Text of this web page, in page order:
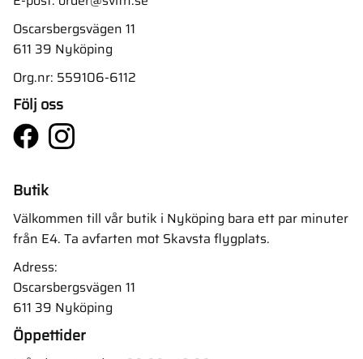
Oscarsbergsvägen 11
611 39 Nyköping
Org.nr: 559106-6112
Följ oss
Butik
Välkommen till vår butik i Nyköping bara ett par minuter
från E4. Ta avfarten mot Skavsta flygplats.
Adress:
Oscarsbergsvägen 11
611 39 Nyköping
Öppettider